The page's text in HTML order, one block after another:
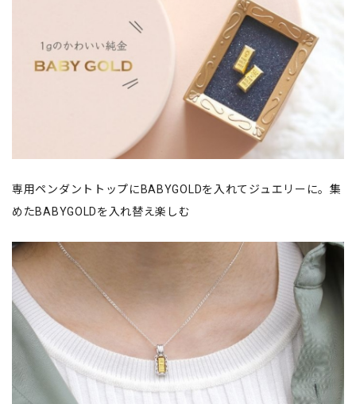
専用ペンダントトップにBABYGOLDを入れてジュエリーに。集
めたBABYGOLDを入れ替え楽しむ